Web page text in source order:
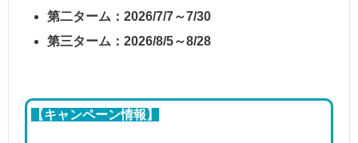
第二ターム：2026/7/7～7/30
第三ターム：2026/8/5～8/28
【キャンペーン情報】